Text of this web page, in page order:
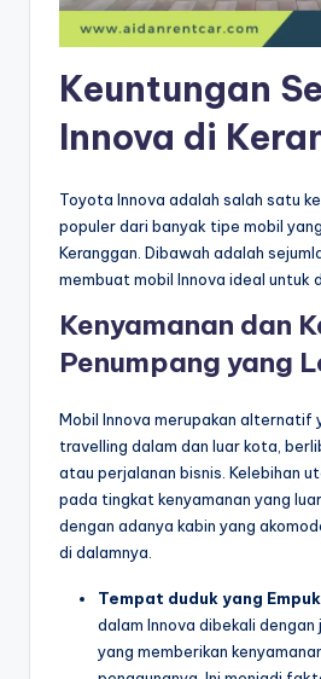
Keuntungan
Innova di
Toyota Innova adalah salah satu
populer dari banyak tipe mobil
Keranggan. Dibawah adalah
membuat mobil Innova ideal untuk
Kenyamanan dan
Penumpang yang
Mobil Innova merupakan alternatif
travelling dalam dan luar kota,
atau perjalanan bisnis. Kelebihan
pada tingkat kenyamanan yang
dengan adanya kabin yang
di dalamnya.
Tempat duduk yang
dalam Innova dibekali dengan
yang memberikan